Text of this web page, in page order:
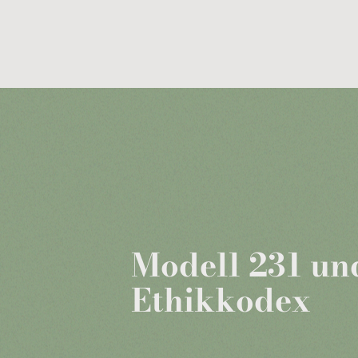
Modell 231
Ethikkodex